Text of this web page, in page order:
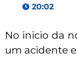
20:02
No inicio da
um acidente